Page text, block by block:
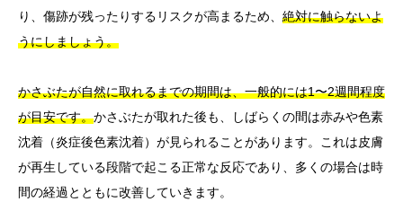
り、傷跡が残ったりするリスクが高まるため、 絶対に触らないよ
うにしましょう。
かさぶたが自然に取れるまでの期間は、一般的には1〜2週間程度
が目安です。かさぶたが取れた後も、しばらくの間は赤みや色素
沈着（炎症後色素沈着）が見られることがあります。これは皮膚
が再生している段階で起こる正常な反応であり、多くの場合は時
間の経過とともに改善していきます。